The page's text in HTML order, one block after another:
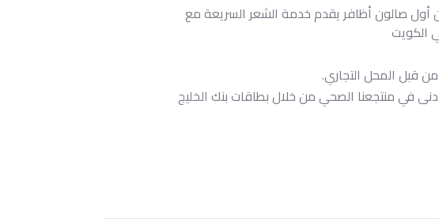
إت سبا في البلازا مول - حولي في مارس 2010، وكان أول صالون أظافر يقدم خدمة الشعر السريعة مع
الكويت
المحل التجاري.
كل خدمة بقيمة 10 دنانير كحد أدنى في منتجعنا الصحي من خلال بطاقات بنك الخليج